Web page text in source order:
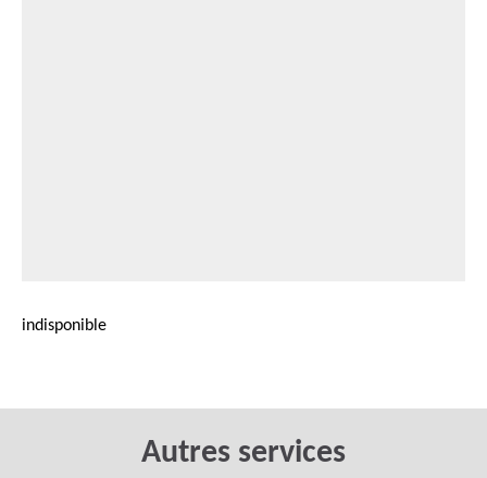
indisponible
Autres services